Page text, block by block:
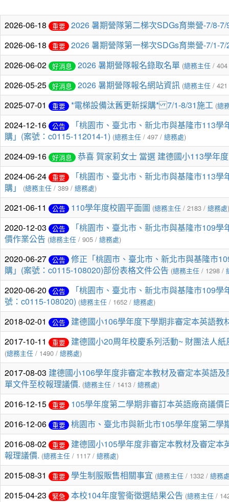
2026-06-18 重要
2026 暑期營隊第二梯次SDGs育樂營-7/8-
2026-06-18
重要
2026 暑期營隊第一梯次SDGs育樂營-7/1-
2026-06-02 好消息 2026 暑期營隊報名錄取名單 (總務主任 /
2026-05-25 好消息 2026 暑期營隊報名網站資訊 (總務主任 /
2025-07-01 重要 *電梯設備汰舊更新採購* 7/1-8/31施工 (總
2024-12-16 公告
「桃園市、臺北市、新北市與基隆市113
購」(案號：c0115-112014-1) (總務主任 / 497 / 總務處)
2024-09-16 好消息
恭喜 賀家莉女士 當選 建德國小113學年
2024-06-24 重要
「桃園市、臺北市、新北市與基隆市113
購」
(總務主任 / 389 / 總務處)
2021-06-11 公告 110學年度校園平面圖 (總務主任 / 2183 / 總務處)
2020-12-03 公告
「桃園市、臺北市、新北市與基隆市109
價作業公告 (總務主任 / 905 / 總務處)
2020-06-27 公告
修正「桃園市、臺北市、新北市與基隆市
購」(案號：c0115-108020)部份表格文件公告 (總務主任 / 1298 /
2020-06-20 公告
「桃園市、臺北市、新北市與基隆市109
號：c0115-108020) (總務主任 / 1652 / 總務處)
2018-02-01 公告
建德國小106學年度下學期非審定本英語教
2017-10-11
重要 建德國小20周年校慶系列活動~ 財團法人
(總務主任 / 1490 / 總務處)
2017-08-03 建德國小106學年度非審定本教材及審定本英語
單文件至校報理議價. (總務主任 / 1413 / 總務處)
2016-12-15 重要
105學年度第二學期非審訂本英語廠商議價
2016-12-06 重要
桃園市、臺北市與新北市105學年度第二學
2016-08-02 重要
建德國小105學年度非審定本教材及審定
報理議價. (總務主任 / 1117 / 總務處)
2015-08-31 重要 學生制服販售相關事宜 (總務主任 / 1332 / 總務
2015-04-23 緊急 本校104年度警衛徵選結果公告 (總務主任 /